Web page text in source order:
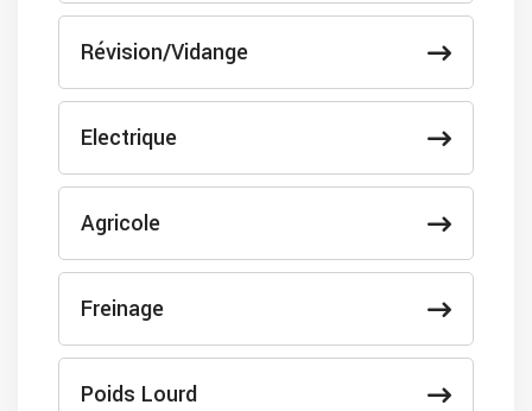
Révision/Vidange
Electrique
Agricole
Freinage
Poids Lourd